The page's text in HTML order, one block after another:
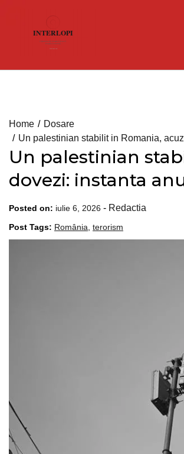
Home
Dosare
Un palestinian stabilit in Romania,
Un palestinian
dovezi: instanta
Posted on: iulie 6, 2026 - Redactia
Post Tags: România terorism